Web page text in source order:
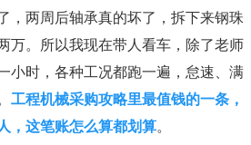
，两周后轴承真的坏了，拆下来钢珠
万。所以我现在带人看车，除了老师
小时，各种工况都跑一遍，怠速、满
工程机械采购攻略里最值钱的一条，
，这笔账怎么算都划算。